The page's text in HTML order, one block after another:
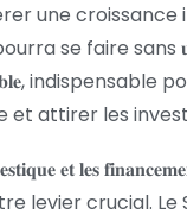
une croissance
se faire sans
indispensable
et attirer les
𝐞𝐭 𝐥𝐞𝐬
levier crucial. Le